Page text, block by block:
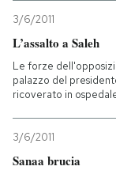
3/6/2011
L’assalto a Saleh
Le forze
palazzo del
ricoverato in
3/6/2011
Sanaa brucia